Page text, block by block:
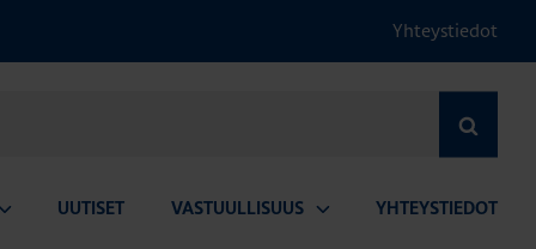
Yhteystiedot
UUTISET VASTUULLISUUS YHTEYSTIEDOT